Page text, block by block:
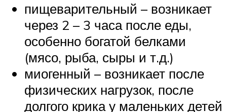
пищеварительный – возникает
через 2 – 3 часа после еды,
особенно богатой белками
(мясо, рыба, сыры и т.д.)
миогенный – возникает после
физических нагрузок, после
долгого крика у маленьких детей